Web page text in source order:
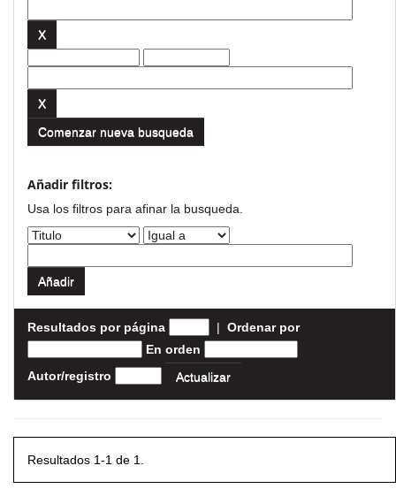
Comenzar nueva busqueda
Añadir filtros:
Usa los filtros para afinar la busqueda.
Resultados por página | Ordenar por
En orden
Autor/registro
Resultados 1-1 de 1.